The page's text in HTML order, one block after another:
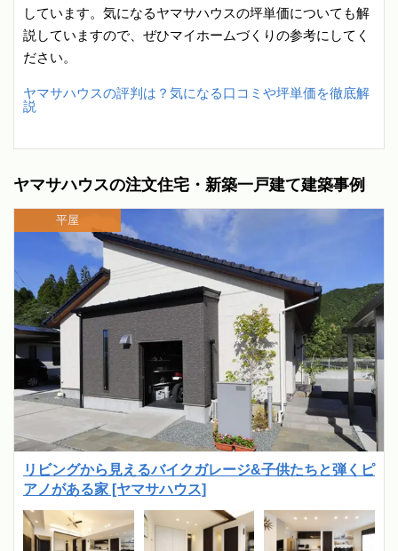
しています。気になるヤマサハウスの坪単価についても解
説していますので、ぜひマイホームづくりの参考にしてく
ださい。
ヤマサハウスの評判は？気になる口コミや坪単価を徹底解
説
ヤマサハウスの注文住宅・新築一戸建て建築事例
リビングから見えるバイクガレージ&子供たちと弾くピ
アノがある家 [ヤマサハウス]
平屋